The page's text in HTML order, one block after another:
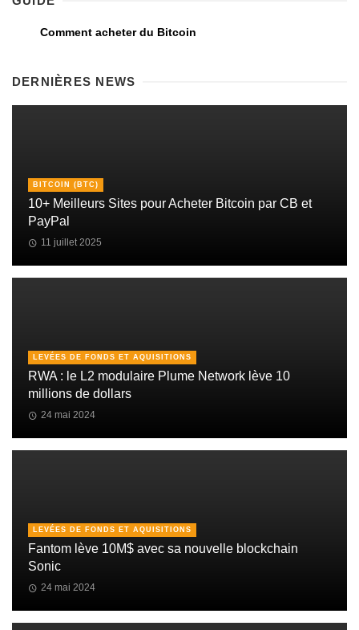
Comment acheter du Bitcoin
DERNIÈRES NEWS
BITCOIN (BTC)
10+ Meilleurs Sites pour Acheter Bitcoin par CB et
PayPal
11 juillet 2025
LEVÉES DE FONDS ET AQUISITIONS
RWA : le L2 modulaire Plume Network lève 10
millions de dollars
24 mai 2024
LEVÉES DE FONDS ET AQUISITIONS
Fantom lève 10M$ avec sa nouvelle blockchain
Sonic
24 mai 2024